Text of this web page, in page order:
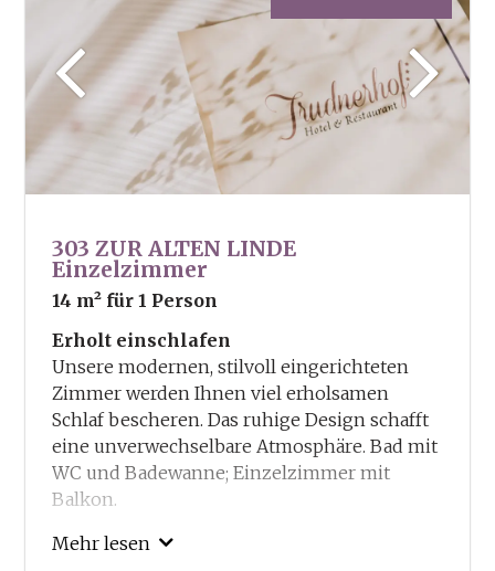
303 ZUR ALTEN LINDE
Einzelzimmer
14 m² für 1 Person
Erholt einschlafen
Unsere modernen, stilvoll eingerichteten
Zimmer werden Ihnen viel erholsamen
Schlaf bescheren. Das ruhige Design schafft
eine unverwechselbare Atmosphäre. Bad mit
WC und Badewanne; Einzelzimmer mit
Balkon.
Unsere Inklusivleitungen:
Mehr lesen